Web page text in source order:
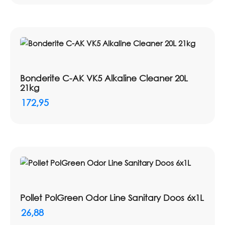
Bonderite C-AK VK5 Alkaline Cleaner 20L
21kg
172,95
Pollet PolGreen Odor Line Sanitary Doos 6x1L
26,88